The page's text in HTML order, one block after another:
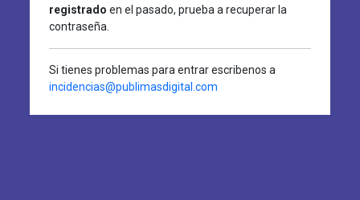
registrado en el pasado, prueba a recuperar la
contraseña.
Si tienes problemas para entrar escribenos a
incidencias@publimasdigital.com